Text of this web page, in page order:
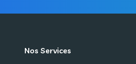
Nos Services